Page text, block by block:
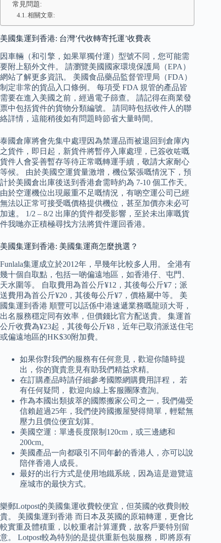
常見問題:
相關文章:
美國集運到香港: 台灣’代收轉寄托運’收費表
因車輛（和引擎，如果單獨付運）型號不同，您可能需
要附上額外文件。 請瀏覽美國國家環境保護局（EPA）
網站了解更多資訊。 美國食品藥品監督管理局（FDA）
制定非常的貨品入口條例。 每項受 FDA 規管的產品皆
需要在進入美國之前，經過電子篩查。 請記得在商業發
票中包括貨件的貨物分類編號。 請同時包括收件人的聯
絡詳情，這能稍後如有問題時節省大量時間。
泰國倉庫將會先集中處理因為禁運品而被退回到倉庫內
之貨件，即日起，新貨件將暫停入庫處理，已簽收咗嘅
貨件人會妥善暫存等待正常嘅轉運手續，敬請大家耐心
等候。 由於美國空運貨量激增，機位緊張嘅情況下，預
計於美國倉出庫後送到香港倉需時約為 7-10 個工作天。
由於空運機位出現嚴重不足嘅情況，有啲空運公司已經
無法以正常可接受嘅價格提供機位，甚至加價亦未必可
加速。 1/2 – 8/2 出庫的貨件都受影響，至於未出庫嘅貨
件我哋亦正積極尋找方法將貨件運回香港。
美國集運到香港: 美國集運商怎麼挑選？
Funlala集運成立於2012年，早幾年比較多人用。 全港有
幾十個自取點，包括一啲偏遠地區，如香港仔、屯門、
天水圍等。 自取費用為首公斤¥12，其後每公斤¥7；派
送費用為首公斤¥20，其後每公斤¥7，價格屬中等。 美
國集運到香港 順豐可以話係中港速遞業務嘅龍頭大哥，
出名服務穩定同有效率，但價錢比官方配送貴。 集運首
公斤收費為¥23起，其後每公斤¥8，近年已取消派送住宅
或偏遠地區的HK$30附加費。
如果你對我們的服務有任何意見，歡迎你隨時提
出，你的寶貴意見有助我們精益求精。
在訂購產品時請仔細參考國際網購費用詳程， 若
有任何疑問， 歡迎向線上客服團隊查詢。
作為本國出類拔萃的國際搬家公司之一，我們備受
信賴超過25年，我們使跨國搬屋變得簡單，輕鬆無
壓力且價位便宜划算。
美國空運：單邊長度限制120cm，或三邊總和
200cm。
美國產品一向都吸引不同年齡的香港人，亦可以說
陪伴香港人成長。
最好的出行方式是使用地鐵系統，因為這是遊覽這
座城市的最快方式。
樂郵Lotpost的美國集運收費較便宜，但英國的收費則較
貴。 美國集運到香港 而日本及英國的原箱轉運，更會比
較實重及體積重，以較重者計算運費，故客戶要特別留
意。 Lotpost較為特別的是提供重新包裝服務，即將原有